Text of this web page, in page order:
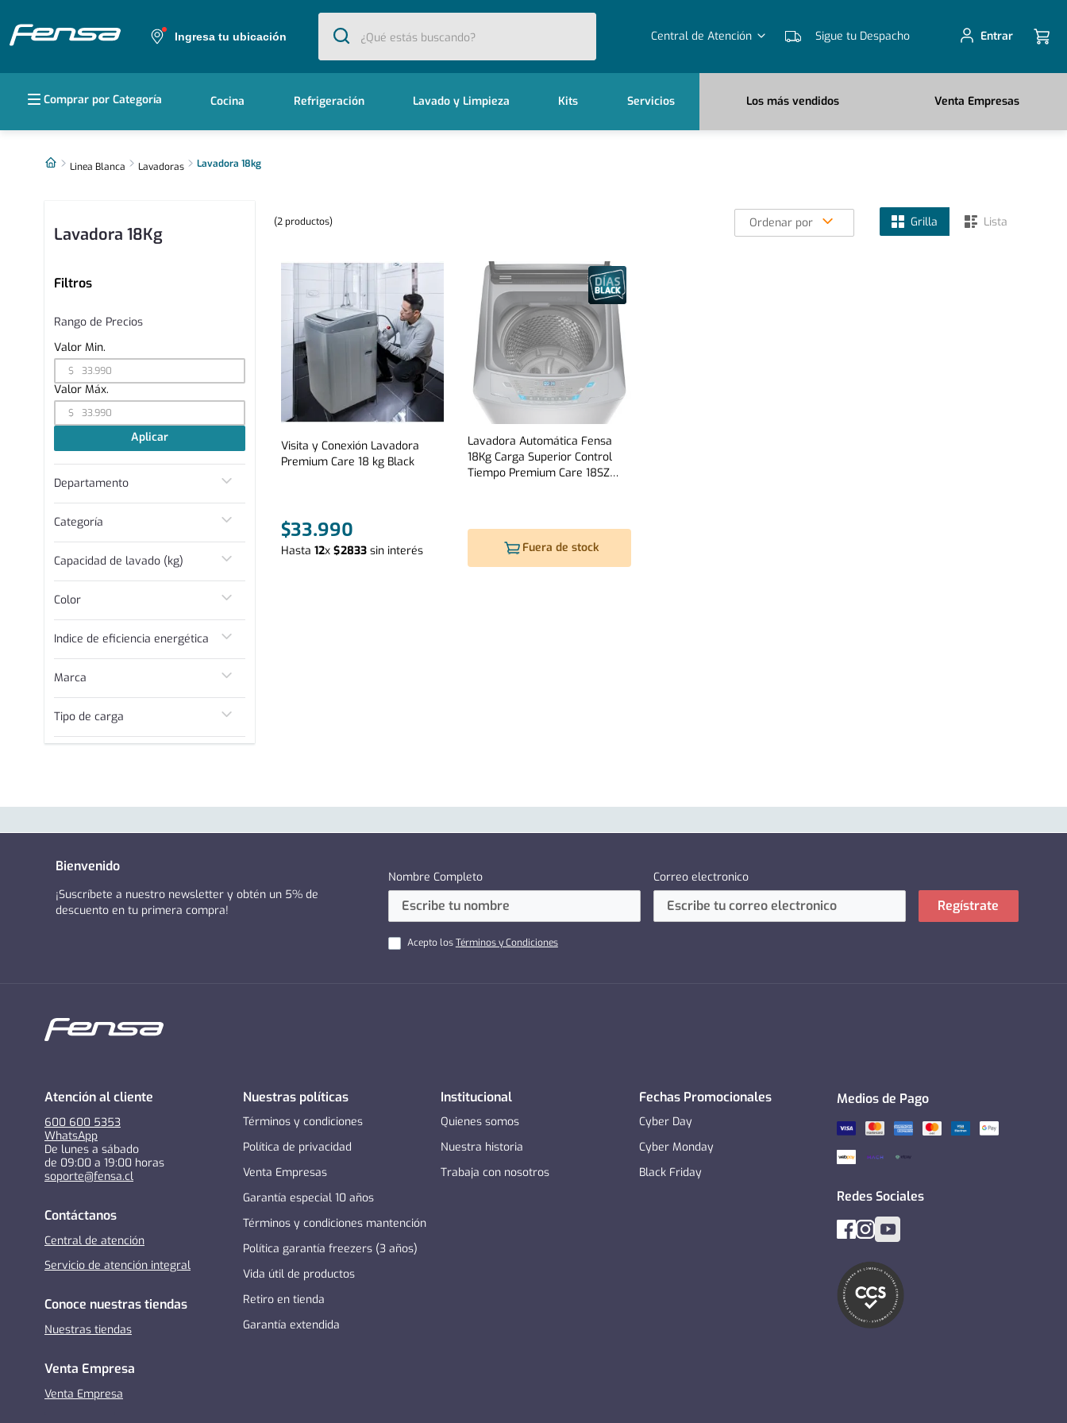
Ingresa tu ubicación
¿Qué estás buscando?
1. cocina 5 platos
refrigerador no frost
Central de Atención Sigue tu Despacho Entrar
Comprar por Categoría Cocina Refrigeración Lavado y Limpieza Kits Servicios Los más vendidos Venta Empresas
Linea Blanca Lavadoras Lavadora 18kg
Lavadora 18Kg
Filtros
Departamento
Lavadora
Línea Blanca
Servicios
Categoría
Capacidad de lavado (kg)
Color
Indice de eficiencia energética
Marca
Tipo de carga
Superior
Rango de Precios
$
$
Aplicar
2productos Ordenar por Grilla Lista
Visita y Conexión Lavadora
Premium Care 18 kg Black
$33.990
Hasta 12x $2833 sin interés
Lavadora Automática Fensa
18Kg Carga Superior Control
Tiempo Premium Care 18SZ
Fuera de stock
Bienvenido
¡Suscríbete a nuestro newsletter y obtén un 5% de
descuento en tu primera compra!
Nombre Completo Correo electronico
Acepto losTérminos y Condiciones
Regístrate
Atención al cliente
600 600 5353
WhatsApp
De lunes a sábado
de 09:00 a 19:00 horas
soporte@fensa.cl
Contáctanos
Central de atención
Servicio de atención integral
Conoce nuestras tiendas
Nuestras tiendas
Venta Empresa
Venta Empresa
Nuestras políticas
Términos y condiciones
Política de privacidad
Venta Empresas
Garantía especial 10 años
Términos y condiciones mantención
Política garantía freezers (3 años)
Vida útil de productos
Retiro en tienda
Garantía extendida
Institucional
Quienes somos
Nuestra historia
Trabaja con nosotros
Fechas Promocionales
Cyber Day
Cyber Monday
Black Friday
Medios de Pago
Redes Sociales